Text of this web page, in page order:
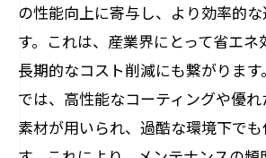
の性能向上に寄与し、より効率的
す。これは、産業界にとって省エネ
長期的なコスト削減にも繋がりま
では、高性能なコーティングや優
素材が用いられ、過酷な環境下で